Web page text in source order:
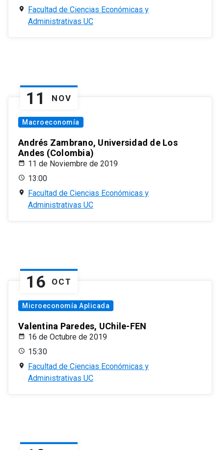
Facultad de Ciencias Económicas y
Administrativas UC
11 NOV
Macroeconomía
Andrés Zambrano, Universidad de Los
Andes (Colombia)
11 de Noviembre de 2019
13:00
Facultad de Ciencias Económicas y
Administrativas UC
16 OCT
Microeconomía Aplicada
Valentina Paredes, UChile-FEN
16 de Octubre de 2019
15:30
Facultad de Ciencias Económicas y
Administrativas UC